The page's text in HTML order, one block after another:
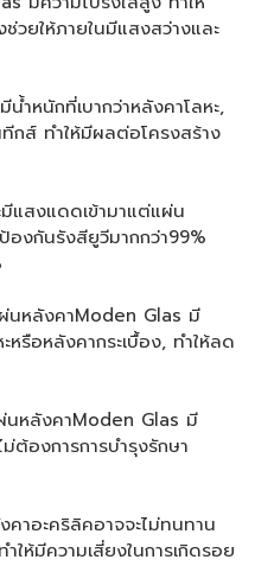
วยให้ภายในมีแสงสว่างและ
ำหนักที่เบากว่าหลังคาโลหะ,
กส์ ทำให้มีผลต่อโครงสร้าง
แสงแดดเข้ามาแต่แผ่น
งกันรังสียูวีมากกว่า99%
นหลังคาModen Glas มี
หรือหลังคากระเบื้อง, ทำให้ลด
นหลังคาModen Glas มี
ต้องการการบำรุงรักษา
าอะคริลิคอาจจะไม่ทนทาน
ให้มีความเสี่ยงในการเกิดรอย